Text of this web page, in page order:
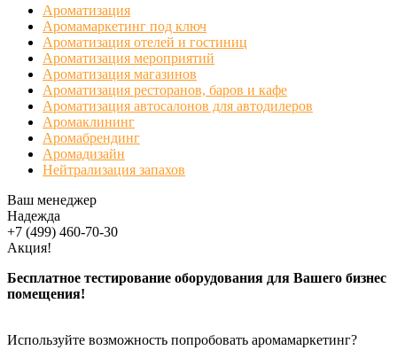
Ароматизация
Аромамаркетинг под ключ
Ароматизация отелей и гостиниц
Ароматизация мероприятий
Ароматизация магазинов
Ароматизация ресторанов, баров и кафе
Ароматизация автосалонов для автодилеров
Аромаклининг
Аромабрендинг
Аромадизайн
Нейтрализация запахов
Ваш менеджер
Надежда
+7 (499) 460-70-30
Акция!
Бесплатное тестирование оборудования для Вашего бизнес
помещения!
Используйте возможность попробовать аромамаркетинг?